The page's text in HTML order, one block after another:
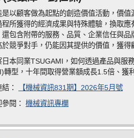
是以顧客做為起點的創造價值活動，價
所獲得的經濟成果與特殊體驗，換取
包含附帶的服務、品質、企業信任與品
於競爭對手，仍能因其提供的價值，獲得
本同業TSUGAMI，如何透過產品與服
轉型，十年間取得營業額成長1.5倍、獲
：
【機械資訊831期】2026年5月號
閱： 機械資訊專欄